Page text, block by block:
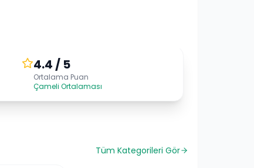
4.4 / 5
Ortalama Puan
Çameli Ortalaması
Tüm Kategorileri Gör